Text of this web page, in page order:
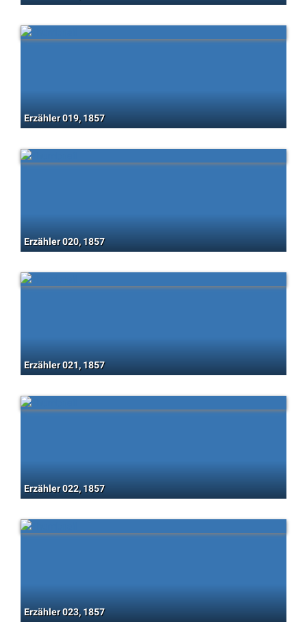
Erzähler 019, 1857
Erzähler 020, 1857
Erzähler 021, 1857
Erzähler 022, 1857
Erzähler 023, 1857